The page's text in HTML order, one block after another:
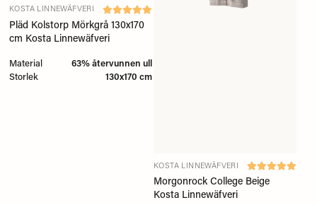
KOSTA LINNEWÄFVERI
Pläd Kolstorp Mörkgrå 130x170
cm Kosta Linnewäfveri
Material
63% återvunnen ull
Storlek
130x170 cm
KOSTA LINNEWÄFVERI
Morgonrock College Beige
Kosta Linnewäfveri